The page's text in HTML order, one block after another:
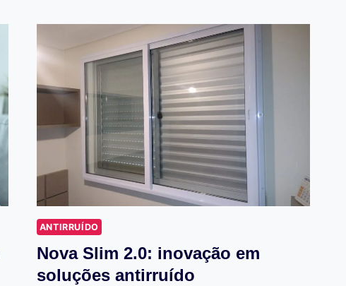
BENEFICIA
PESSOAS
DEFICIÊNCIA
AUDITIVA
ANTIRRUÍDO
Nova Slim 2.0: inovação em
soluções antirruído